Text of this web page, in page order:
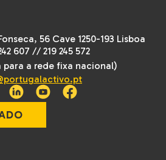
56 Cave 1250-193 Lisboa
607 //219 245 572
para a rede fixa nacional)